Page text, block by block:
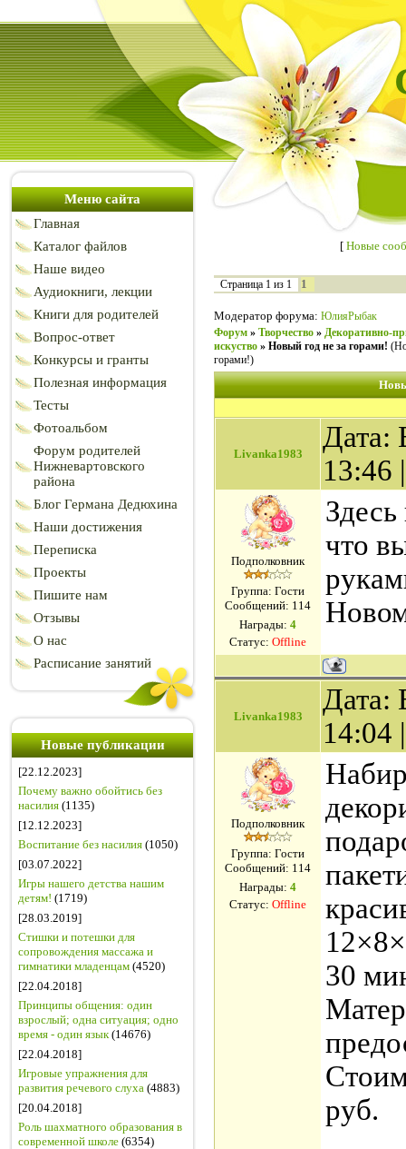
Меню сайта
Главная
Каталог файлов
Наше видео
Аудиокниги, лекции
Книги для родителей
Вопрос-ответ
Конкурсы и гранты
Полезная информация
Тесты
Фотоальбом
Форум родителей
Нижневартовского
района
Блог Германа Дедюхина
Наши достижения
Переписка
Проекты
Пишите нам
Отзывы
О нас
Расписание занятий
Новые публикации
[22.12.2023]
Почему важно обойтись без
насилия (1135)
[12.12.2023]
Воспитание без насилия (1050)
[03.07.2022]
Игры нашего детства нашим
детям! (1719)
[28.03.2019]
Стишки и потешки для
сопровождения массажа и
гимнатики младенцам (4520)
[22.04.2018]
Принципы общения: один
взрослый; одна ситуация; одно
время - один язык(14676)
[22.04.2018]
Игровые упражнения для
развития речевого слуха (4883)
[20.04.2018]
Роль шахматного образования в
современной школе (6354)
[ Новые
Страница 1 из 1 1
Модератор форума: ЮлияРыбак
Форум » Творчество » Декоративно-
искуство » Новый год не за горами!
горами!)
Livanka1983
Дата:
13:46
Подполковник
Группа: Гости
Сообщений: 114
Награды: 4
Статус: Offline
что
Livanka1983
Дата:
14:04
Подполковник
Группа: Гости
Сообщений: 114
Награды: 4
Статус: Offline
30
руб.